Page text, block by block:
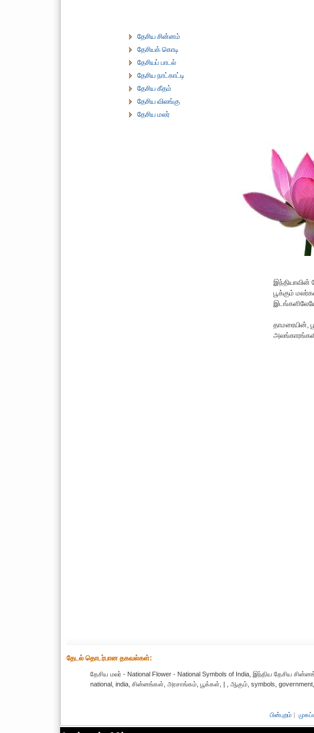
தேசிய சின்னம்
தேசியக் கொடி
தேசியப் பாடல்
தேசிய நாட்காட்டி
தேசிய கீதம்
தேசிய விலங்கு
தேசிய மலர்
இந்தியாவின்
பூக்கும்
தாமரையின்,
தேட‌ல் தொட‌ர்பான தகவ‌ல்க‌ள்:
தேசிய மலர் - National Flower - National Symbols of India, இந்திய தேசிய
national, india, சின்னங்கள், அரசாங்கம், பூக்கள், | , ஆகும், symbols,
பின்புறம் |